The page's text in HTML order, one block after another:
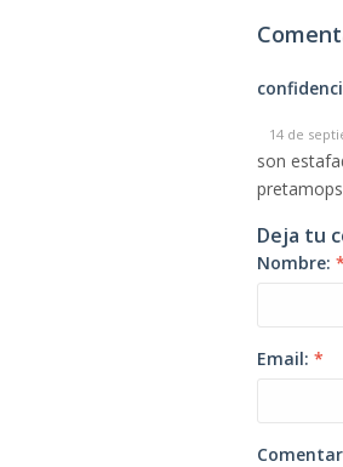
14 de
son
Deja tu
Nombre: *
Email: *